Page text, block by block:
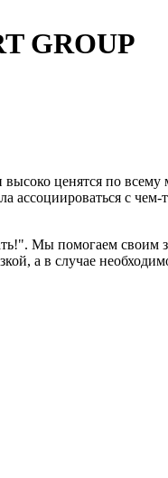
GROUP
ценятся по
ассоциироваться с
Мы помогаем своим
а в случае